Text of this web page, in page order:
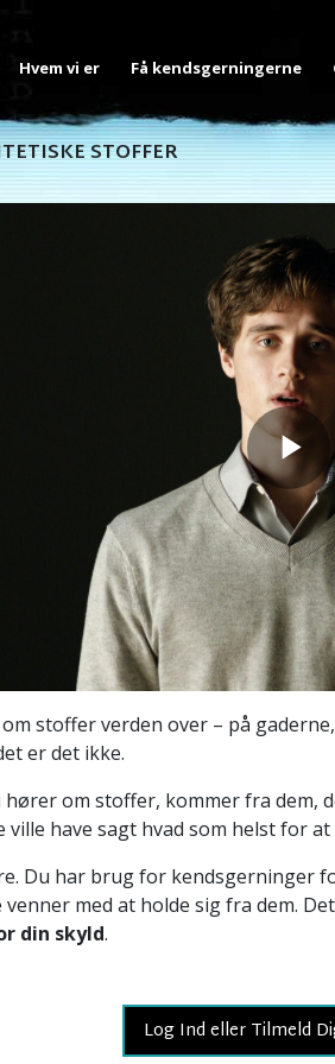
Hvem vi er Få kendsgerningerne
STOFFER
stoffer verden over – på
er det ikke.
hører om stoffer, kommer fra dem,
ville have sagt hvad som helst for
Du har brug for kendsgerninger
med at holde sig fra dem.
din skyld.
Log Ind eller Tilmeld